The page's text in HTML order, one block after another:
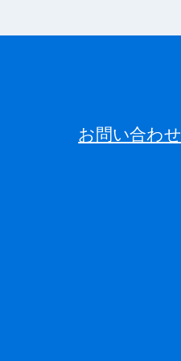
お問い合わせ